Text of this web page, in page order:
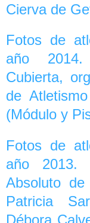
Cierva de
Fotos de
año
Cubierta,
de
(Módulo y
Fotos de
año 2013.
Absoluto
Patricia
Débora